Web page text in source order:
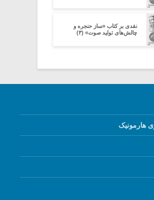
نقدی بر کتاب «ساز حنجره و
چالش‌های تولید صوت» (۳)
هارمونیک